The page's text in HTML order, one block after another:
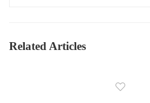
Related Articles